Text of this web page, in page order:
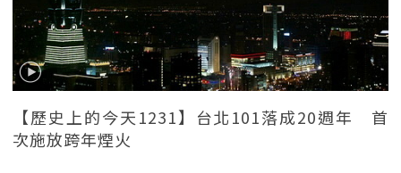
【歷史上的今天1231】台北101落成20週年 首
次施放跨年煙火